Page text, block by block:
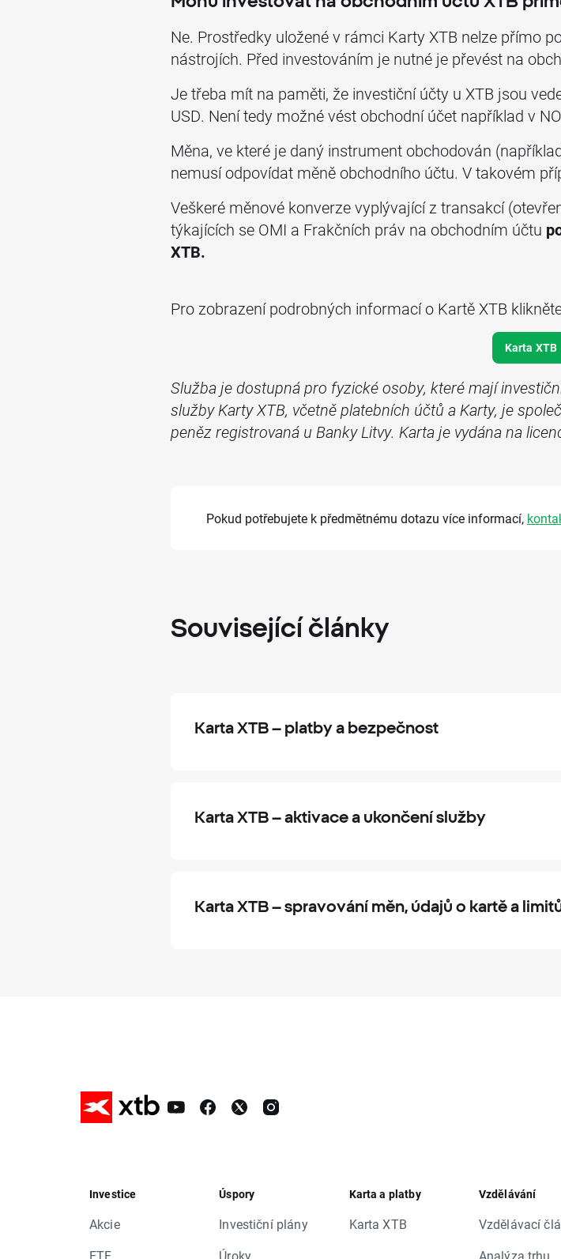
Ne. Prostředky uložené v rámci Karty XTB nelze přímo
nástrojích. Před investováním je nutné je převést na
Je třeba mít na paměti, že investiční účty u XTB jsou
USD. Není tedy možné vést obchodní účet například v
Měna, ve které je daný instrument obchodován
nemusí odpovídat měně obchodního účtu. V takovém
Veškeré měnové konverze vyplývající z transakcí
týkajících se OMI a Frakčních práv na obchodním účtu
XTB.
Pro zobrazení podrobných informací o Kartě XTB
Karta XTB
Služba je dostupná pro fyzické osoby, které mají
služby Karty XTB, včetně platebních účtů a Karty, je
peněz registrovaná u Banky Litvy. Karta je vydána na
Pokud potřebujete k předmětnému dotazu více informací,
Související články
Karta XTB – platby a bezpečnost
Karta XTB – aktivace a ukončení služby
Karta XTB – spravování měn, údajů o kartě a
Investice
Akcie
ETF
Úspory
Investiční plány
Úroky
Karta a platby
Karta XTB
Vzdělávání
Vzdělávací
Analýza trhu